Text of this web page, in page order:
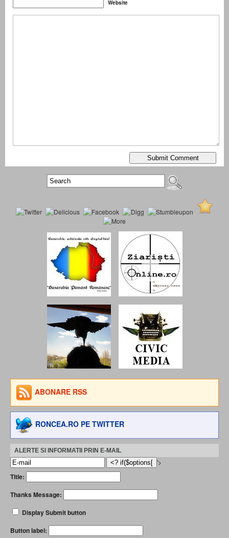
Website
ABONARE RSS
RONCEA.RO PE TWITTER
ALERTE SI INFORMATII PRIN E-MAIL
'>
Title:
Thanks Message:
Display Submit button
Button label: